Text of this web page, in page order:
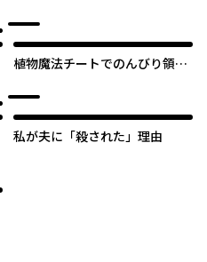
植物魔法チートでのんびり領主
使して農業したら、逆転人生始
まった件【タテスク】
私が夫に「殺された」理由